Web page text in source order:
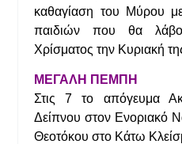
καθαγίαση του Μύρου
παιδιών που θα
Χρίσματος την Κυριακή
ΜΕΓΑΛΗ ΠΕΜΠΗ
Στις 7 το απόγευμα
Δείπνου στον Ενοριακό
Θεοτόκου στο Κάτω